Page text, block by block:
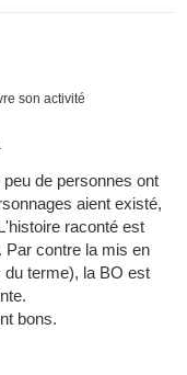
son activité
de personnes ont
aient existé,
raconté est
Par contre la mis en
terme), la BO est
bons.